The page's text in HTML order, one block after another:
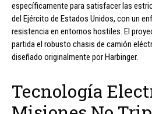
específicamente para satisfacer las
del Ejército de Estados Unidos, con un
resistencia en entornos hostiles. El
partida el robusto chasis de camión
diseñado originalmente por Harbinger.
Tecnología